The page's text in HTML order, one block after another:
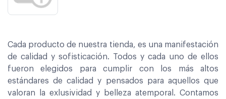
Cada producto de nuestra tienda, es una manifestación
de calidad y sofisticación. Todos y cada uno de ellos
fueron elegidos para cumplir con los más altos
estándares de calidad y pensados para aquellos que
valoran la exlusividad y belleza atemporal. Contamos